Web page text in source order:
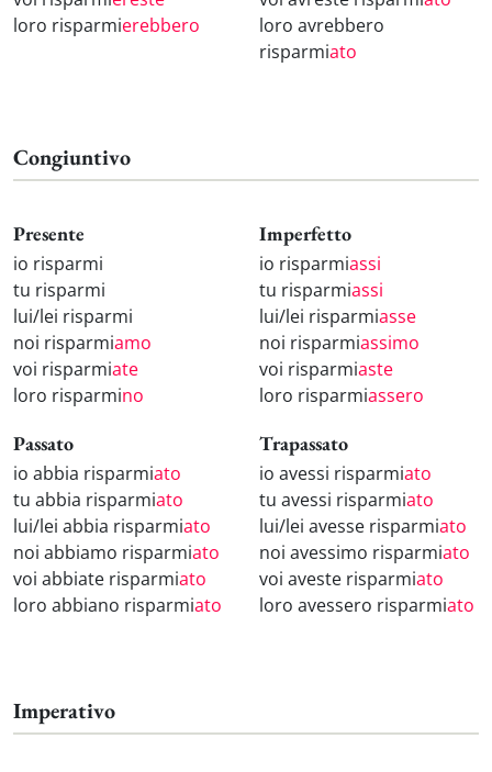
loro risparmierebbero
loro avrebbero
risparmiato
Congiuntivo
Presente
io risparmi
tu risparmi
lui/lei risparmi
noi risparmiamo
voi risparmiate
loro risparmino
Imperfetto
io risparmiassi
tu risparmiassi
lui/lei risparmiasse
noi risparmiassimo
voi risparmiaste
loro risparmiassero
Passato
io abbia risparmiato
tu abbia risparmiato
lui/lei abbia risparmiato
noi abbiamo risparmiato
voi abbiate risparmiato
loro abbiano risparmiato
Trapassato
io avessi risparmiato
tu avessi risparmiato
lui/lei avesse risparmiato
noi avessimo risparmiato
voi aveste risparmiato
loro avessero risparmiato
Imperativo